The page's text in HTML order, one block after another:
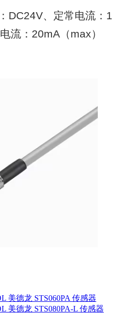
DC24V、定常电流：1
流：20mA（max）
美德龙 STS060PA 传感器
美德龙 STS080PA-L 传感器